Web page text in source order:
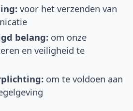
voor het verzenden van
belang:om onze
en veiligheid te
om te voldoen aan